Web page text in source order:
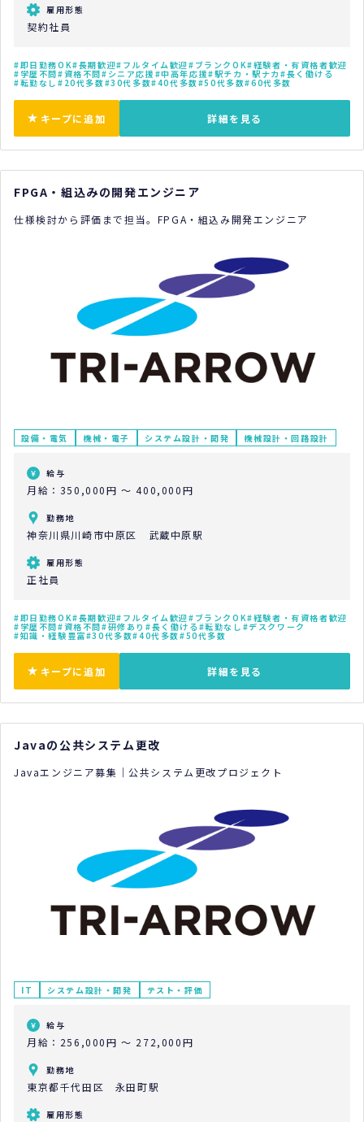
雇用形態
契約社員
即日勤務OK 長期歓迎 フルタイム歓迎 ブランクOK 経験者・有資格者歓迎
学歴不問 資格不問 シニア応援 中高年応援 駅チカ・駅ナカ 長く働ける
転勤なし 20代多数 30代多数 40代多数 50代多数 60代多数
キープに追加 詳細を見る
FPGA・組込みの開発エンジニア
仕様検討から評価まで担当。FPGA・組込み開発エンジニア
設備・電気 機械・電子 システム設計・開発 機械設計・回路設計
給与
月給：350,000円 ～ 400,000円
勤務地
神奈川県川崎市中原区 武蔵中原駅
雇用形態
正社員
即日勤務OK 長期歓迎 フルタイム歓迎 ブランクOK 経験者・有資格者歓迎
学歴不問 資格不問 研修あり 長く働ける 転勤なし デスクワーク
知識・経験豊富 30代多数 40代多数 50代多数
キープに追加 詳細を見る
Javaの公共システム更改
Javaエンジニア募集｜公共システム更改プロジェクト
IT システム設計・開発 テスト・評価
給与
月給：256,000円 ～ 272,000円
勤務地
東京都千代田区 永田町駅
雇用形態